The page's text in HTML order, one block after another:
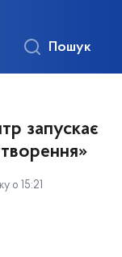
Пошук
запускає
о 15:21